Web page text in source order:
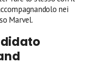
nei
Marvel.